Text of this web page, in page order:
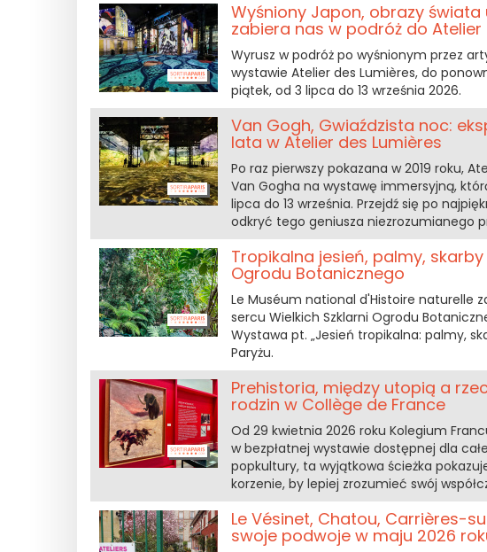
Wyśniony Japon, obrazy
zabiera nas w podróż do Atelier
Wyrusz w podróż po wyśnionym przez
wystawie Atelier des Lumières, do
piątek, od 3 lipca do 13 września 2026.
Van Gogh, Gwiaździsta noc:
lata w Atelier des Lumières
Po raz pierwszy pokazana w 2019 roku,
Van Gogha na wystawę immersyjną,
lipca do 13 września. Przejdź się po
odkryć tego geniusza niezrozumianego
Tropikalna jesień, palmy,
Ogrodu Botanicznego
Le Muséum national d'Histoire naturelle
sercu Wielkich Szklarni Ogrodu
Wystawa pt. „Jesień tropikalna: palmy,
Paryżu.
Prehistoria, między utopią a
rodzin w Collège de France
Od 29 kwietnia 2026 roku Kolegium
w bezpłatnej wystawie dostępnej dla
popkultury, ta wyjątkowa ścieżka
korzenie, by lepiej zrozumieć swój
Le Vésinet, Chatou, Carrières-
swoje podwoje w maju 2026